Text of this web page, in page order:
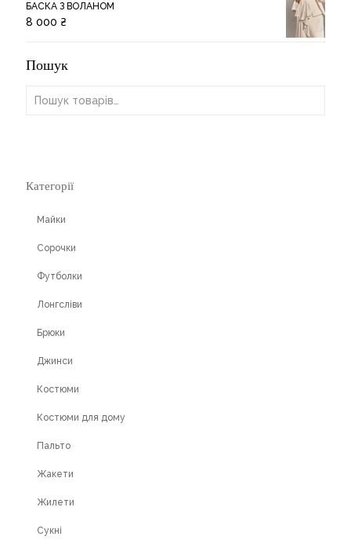
БАСКА З ВОЛАНОМ
8 000 ₴
Пошук
Категорії
Майки
Сорочки
Футболки
Лонгсліви
Брюки
Джинси
Костюми
Костюми для дому
Пальто
Жакети
Жилети
Сукні